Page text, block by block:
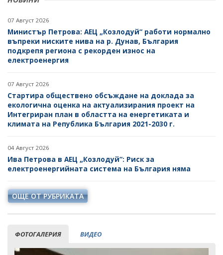
07 Август 2026
Министър Петрова: АЕЦ „Козлодуй“ работи нормално
въпреки ниските нива на р. Дунав, България
подкрепя региона с рекорден износ на
електроенергия
07 Август 2026
Стартира обществено обсъждане на доклада за
екологична оценка на актуализирания проект на
Интегриран план в областта на енергетиката и
климата на Република България 2021-2030 г.
04 Август 2026
Ива Петрова в АЕЦ „Козлодуй“: Риск за
електроенергийната система на България няма
ОЩЕ ОТ РУБРИКАТА
ФОТОГАЛЕРИЯ ВИДЕО
ДОКЛАДВАНЕ ПО РЕГЛАМЕНТ (ЕС) 2024/1787